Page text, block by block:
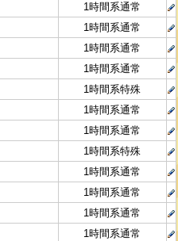
1時間系通常
1時間系通常
1時間系通常
1時間系通常
1時間系特殊
1時間系通常
1時間系通常
1時間系特殊
1時間系通常
1時間系通常
1時間系通常
1時間系通常